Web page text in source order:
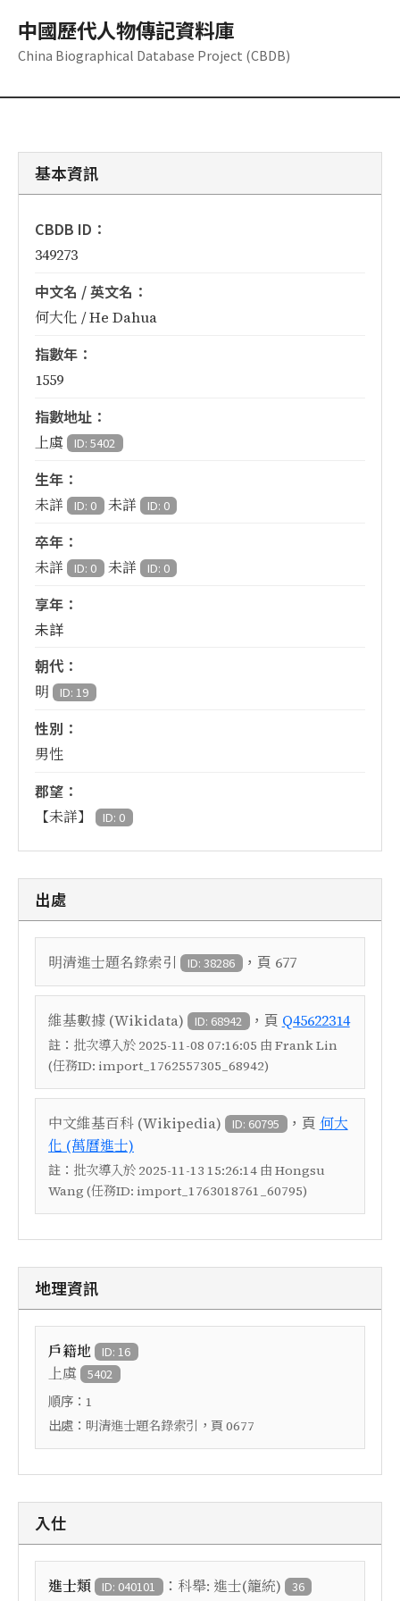
中國歷代人物傳記資料庫
China Biographical Database Project (CBDB)
基本資訊
CBDB ID：
349273
中文名 / 英文名：
何大化 / He Dahua
指數年：
1559
指數地址：
上虞 ID: 5402
生年：
未詳 ID: 0 未詳 ID: 0
卒年：
未詳 ID: 0 未詳 ID: 0
享年：
未詳
朝代：
明 ID: 19
性別：
男性
郡望：
【未詳】 ID: 0
出處
明清進士題名錄索引 ID: 38286 ，頁 677
維基數據 (Wikidata) ID: 68942 ，頁 Q45622314
註： 批次導入於 2025-11-08 07:16:05 由 Frank Lin
(任務ID: import_1762557305_68942)
中文維基百科 (Wikipedia) ID: 60795 ，頁 何大
化 (萬曆進士)
註： 批次導入於 2025-11-13 15:26:14 由 Hongsu
Wang (任務ID: import_1763018761_60795)
地理資訊
戶籍地 ID: 16
上虞 5402
順序： 1
出處： 明清進士題名錄索引 ，頁 0677
入仕
進士類 ID: 040101 ： 科舉: 進士(籠統) 36